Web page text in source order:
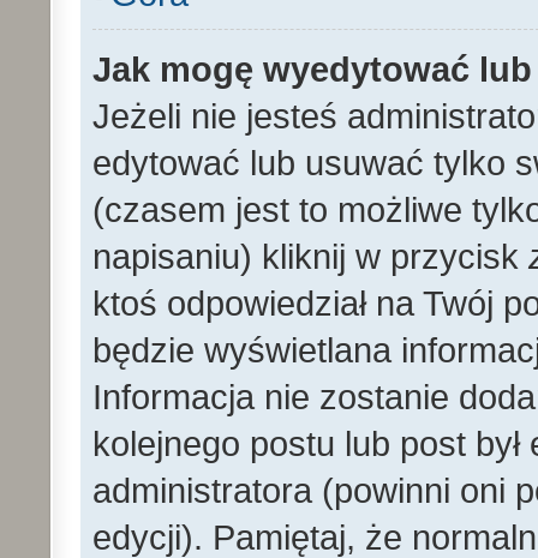
Jak mogę wyedytować
Jeżeli nie jesteś
edytować lub usuwać tylko
(czasem jest to możliwe
napisaniu) kliknij w przycisk
ktoś odpowiedział na Twój
będzie wyświetlana
Informacja nie zostanie
kolejnego postu lub post
administratora (powinni oni
edycji). Pamiętaj, że